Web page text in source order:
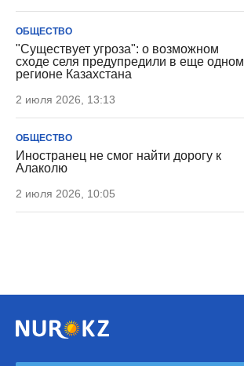
ОБЩЕСТВО
"Существует угроза": о возможном
сходе селя предупредили в еще одном
регионе Казахстана
2 июля 2026, 13:13
ОБЩЕСТВО
Иностранец не смог найти дорогу к
Алаколю
2 июля 2026, 10:05